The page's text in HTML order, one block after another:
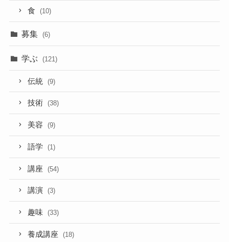
食 (10)
募集 (6)
学ぶ (121)
伝統 (9)
技術 (38)
美容 (9)
語学 (1)
講座 (54)
講演 (3)
趣味 (33)
養成講座 (18)